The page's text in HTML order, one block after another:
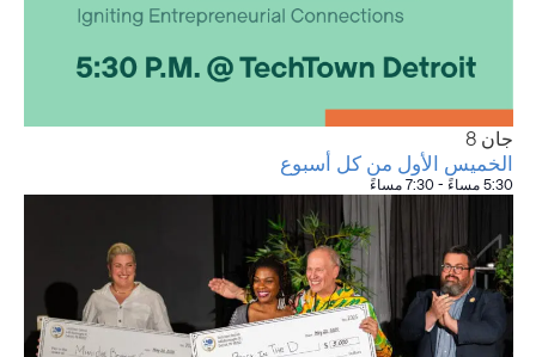
الصور
جان8
الخميس الأول من كل أسبوع
5:30 مساءً -7:30 مساءً